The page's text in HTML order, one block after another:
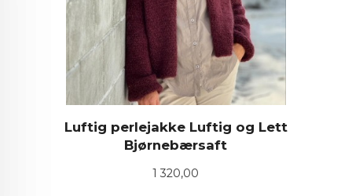
Luftig perlejakke Luftig og Lett
Bjørnebærsaft
Pris
1 320,00